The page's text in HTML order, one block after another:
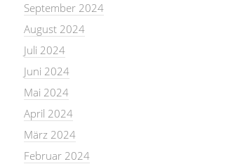
September 2024
August 2024
Juli 2024
Juni 2024
Mai 2024
April 2024
März 2024
Februar 2024